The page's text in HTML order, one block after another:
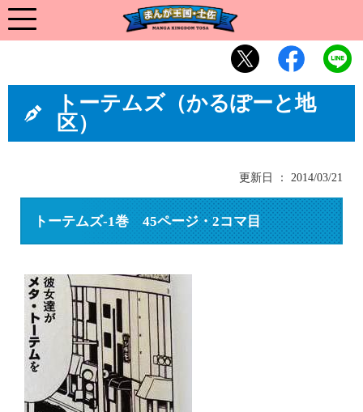
トーテムズ（かるぽーと地
区）
更新日 ： 2014/03/21
トーテムズ-1巻 45ページ・2コマ目